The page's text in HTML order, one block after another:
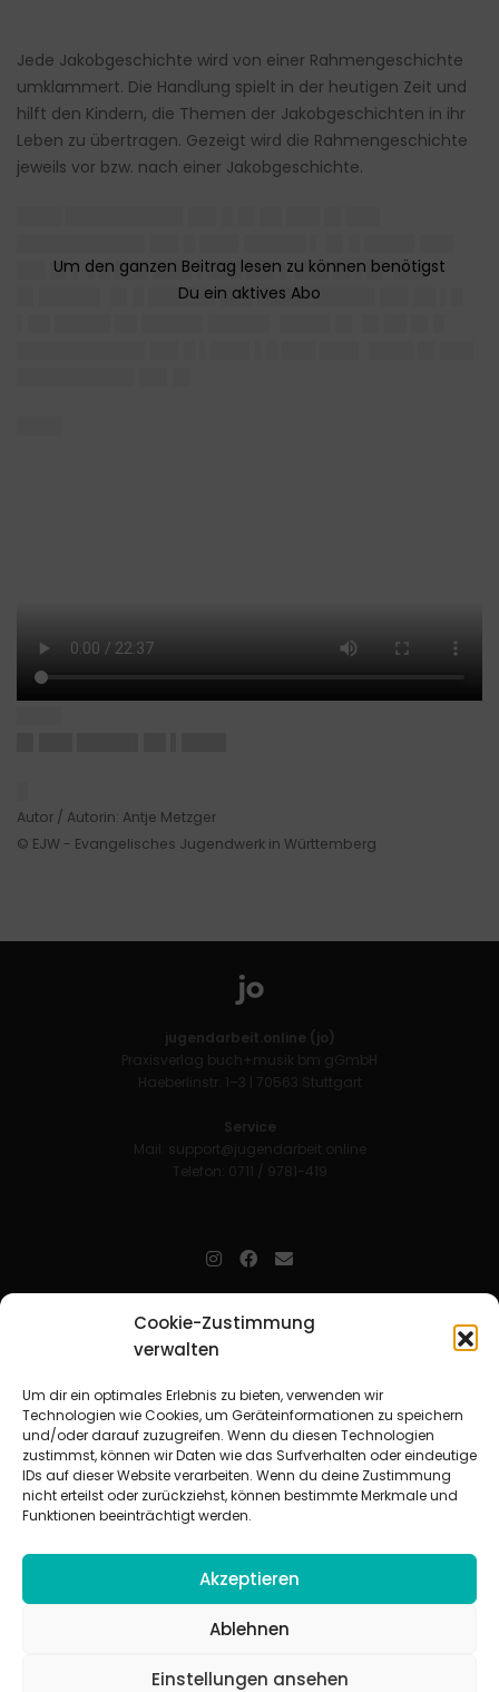
Cookie-Zustimmung
verwalten
Um dir ein optimales Erlebnis zu bieten, verwenden wir
Technologien wie Cookies, um Geräteinformationen zu speichern
und/oder darauf zuzugreifen. Wenn du diesen Technologien
zustimmst, können wir Daten wie das Surfverhalten oder eindeutige
IDs auf dieser Website verarbeiten. Wenn du deine Zustimmung
nicht erteilst oder zurückziehst, können bestimmte Merkmale und
Funktionen beeinträchtigt werden.
Akzeptieren
Ablehnen
Einstellungen ansehen
Jede Jakobgeschichte wird von einer Rahmengeschichte
umklammert. Die Handlung spielt in der heutigen Zeit und
hilft den Kindern, die Themen der Jakobgeschichten in ihr
Leben zu übertragen. Gezeigt wird die Rahmengeschichte
jeweils vor bzw. nach einer Jakobgeschichte.
██▌█▌▌ ▌█ ███ ███▌▌███ ██▌▌ ███ █▌▌█▌ ███
█▌█████▌ █▌█ ██████ ███ ██████████▌██▌██ ▌█
Autor / Autorin: Antje Metzger
© EJW - Evangelisches Jugendwerk in Württemberg
jugendarbeit.online (jo)
Praxisverlag buch+musik bm gGmbH
Haeberlinstr. 1–3 | 70563 Stuttgart
Service
Mail: support@jugendarbeit.online
Telefon: 0711 / 9781-419
Mitarbeitende in der christlichen Kinder-, Jugend- und jungen
Erwachsenenarbeit. Aufjofindet man unkompliziert und schnell
Beziehungsarbeit.
Beteiligte Verbände
CVJM-Landesverband Bayern e. V. |CVJM-Gesamtverband in
Deutschland e. V.
CVJM-Westbund e. V.|Deutscher Jugendverband „Entschieden für
Christus“ e. V.